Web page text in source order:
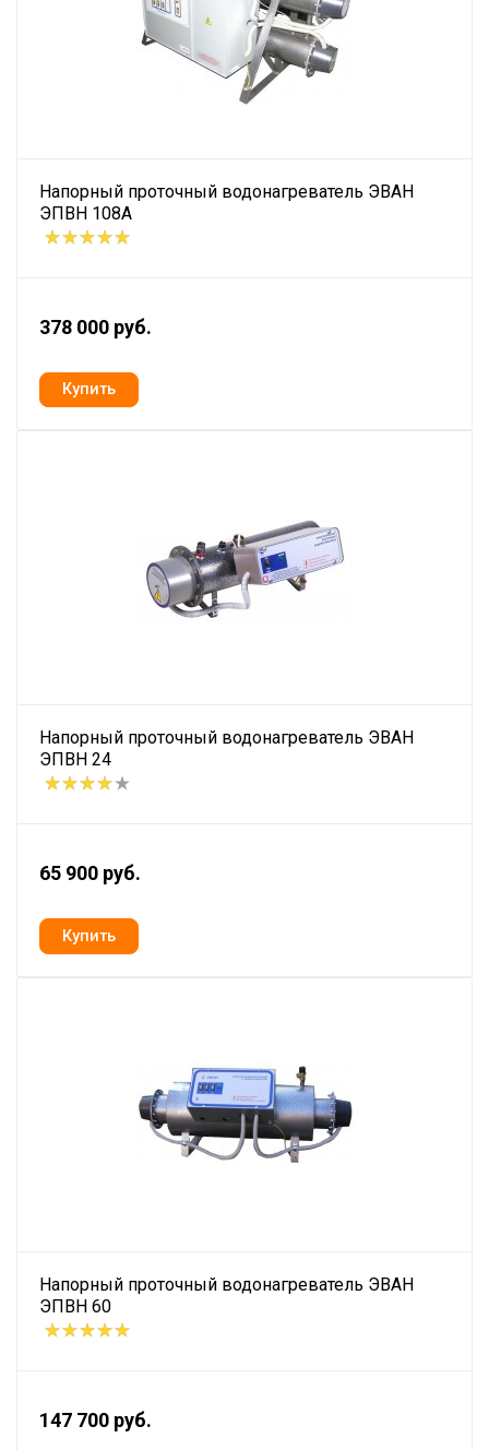
Напорный проточный водонагреватель ЭВАН
ЭПВН 108А
378 000 руб.
Напорный проточный водонагреватель ЭВАН
ЭПВН 24
65 900 руб.
Напорный проточный водонагреватель ЭВАН
ЭПВН 60
147 700 руб.